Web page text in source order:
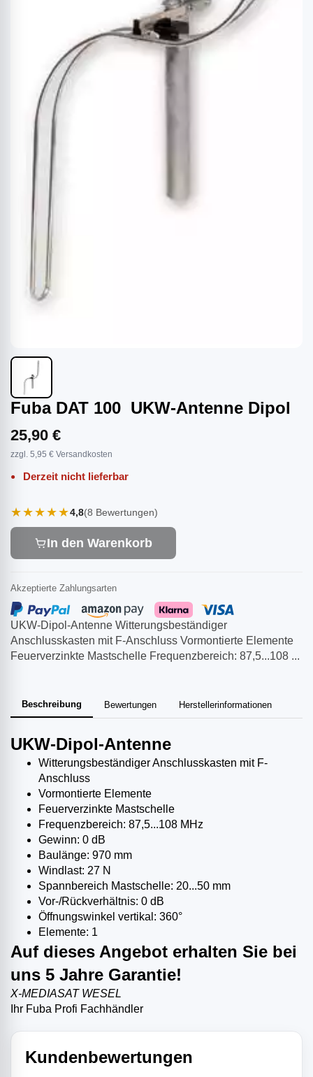
Fuba DAT 100 UKW-Antenne Dipol
UKW-Dipol-Antenne Witterungsbeständiger
Anschlusskasten mit F-Anschluss Vormontierte Elemente
Feuerverzinkte Mastschelle Frequenzbereich: 87,5...108 ...
Beschreibung Bewertungen Herstellerinformationen
UKW-Dipol-Antenne
Witterungsbeständiger Anschlusskasten mit F-
Anschluss
Vormontierte Elemente
Feuerverzinkte Mastschelle
Frequenzbereich: 87,5...108 MHz
Gewinn: 0 dB
Baulänge: 970 mm
Windlast: 27 N
Spannbereich Mastschelle: 20...50 mm
Vor-/Rückverhältnis: 0 dB
Öffnungswinkel vertikal: 360°
Elemente: 1
Auf dieses Angebot erhalten Sie bei
uns 5 Jahre Garantie!
X-MEDIASAT WESEL
Ihr Fuba Profi Fachhändler
Kundenbewertungen
25,90 €
zzgl. 5,95 € Versandkosten
Derzeit nicht lieferbar
★★★★★4,8(8 Bewertungen)
In den Warenkorb
Akzeptierte Zahlungsarten